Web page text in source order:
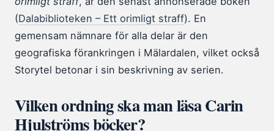
(Dalabiblioteken – Ett orimligt straff). En
gemensam nämnare för alla delar är den
geografiska förankringen i Mälardalen, vilket också
Storytel betonar i sin beskrivning av serien.
Vilken ordning ska man läsa Carin
Hjulströms böcker?